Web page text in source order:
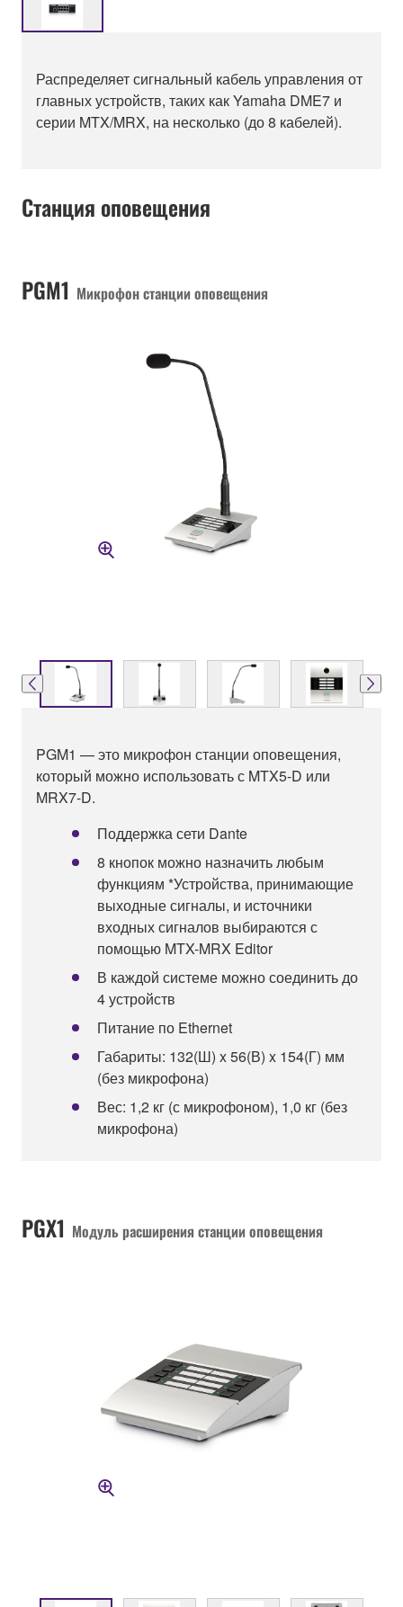
Распределяет сигнальный кабель управления от
главных устройств, таких как Yamaha DME7 и
серии MTX/MRX, на несколько (до 8 кабелей).
Станция оповещения
PGM1 Микрофон станции оповещения
PGM1 — это микрофон станции оповещения,
который можно использовать с MTX5-D или
MRX7-D.
Поддержка сети Dante
8 кнопок можно назначить любым
функциям *Устройства, принимающие
выходные сигналы, и источники
входных сигналов выбираются с
помощью MTX-MRX Editor
В каждой системе можно соединить до
4 устройств
Питание по Ethernet
Габариты: 132(Ш) x 56(В) x 154(Г) мм
(без микрофона)
Вес: 1,2 кг (с микрофоном), 1,0 кг (без
микрофона)
PGX1 Модуль расширения станции оповещения